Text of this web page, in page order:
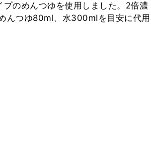
のめんつゆを使用しました。2倍濃
んつゆ80ml、水300mlを目安に代用